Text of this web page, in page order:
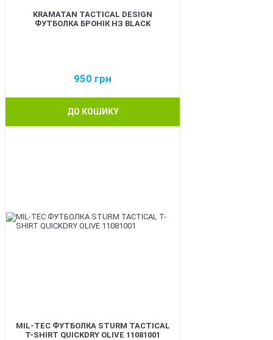
KRAMATAN TACTICAL DESIGN
ФУТБОЛКА БРОНІК НЗ BLACK
950 грн
ДО КОШИКУ
MIL-TEC ФУТБОЛКА STURM TACTICAL
T-SHIRT QUICKDRY OLIVE 11081001